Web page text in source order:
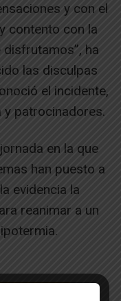
y con el
contento con la
ha
las disculpas
el incidente,
y patrocinadores.
en la que
han puesto a
evidencia la
reanimar a un